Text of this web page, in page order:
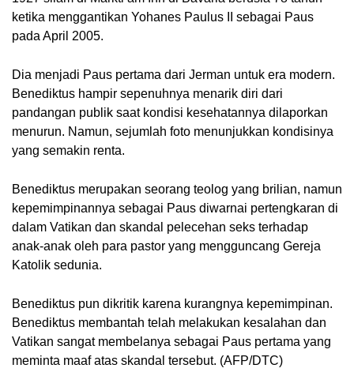
ketika menggantikan Yohanes Paulus II sebagai Paus
pada April 2005.
Dia menjadi Paus pertama dari Jerman untuk era modern.
Benediktus hampir sepenuhnya menarik diri dari
pandangan publik saat kondisi kesehatannya dilaporkan
menurun. Namun, sejumlah foto menunjukkan kondisinya
yang semakin renta.
Benediktus merupakan seorang teolog yang brilian, namun
kepemimpinannya sebagai Paus diwarnai pertengkaran di
dalam Vatikan dan skandal pelecehan seks terhadap
anak-anak oleh para pastor yang mengguncang Gereja
Katolik sedunia.
Benediktus pun dikritik karena kurangnya kepemimpinan.
Benediktus membantah telah melakukan kesalahan dan
Vatikan sangat membelanya sebagai Paus pertama yang
meminta maaf atas skandal tersebut. (AFP/DTC)